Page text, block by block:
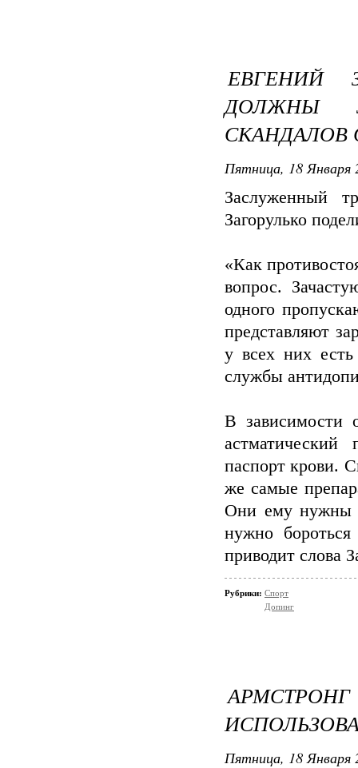
ЕВГЕНИЙ
ДОЛЖНЫ
СКАНДАЛОВ
Пятница, 18 Января
Заслуженный
Загорулько
«Как
вопрос.
одного
представляют
у всех них
службы
В зависимости
паспорт крови.
же самые
Они ему нужны
нужно
приводит слова
Рубрики: Спорт
Допинг
Пятница, 18 Января